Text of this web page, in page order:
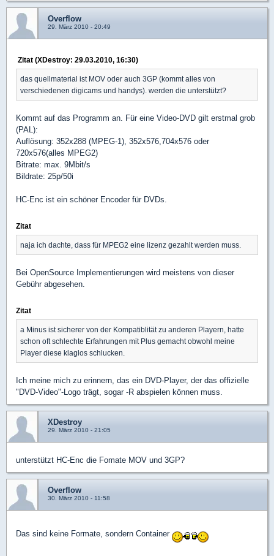
Overflow
29. März 2010 - 20:49
Zitat (XDestroy: 29.03.2010, 16:30)
das quellmaterial ist MOV oder auch 3GP (kommt alles von
verschiedenen digicams und handys). werden die unterstützt?
Kommt auf das Programm an. Für eine Video-DVD gilt erstmal grob
(PAL):
Auflösung: 352x288 (MPEG-1), 352x576,704x576 oder
720x576(alles MPEG2)
Bitrate: max. 9Mbit/s
Bildrate: 25p/50i
HC-Enc ist ein schöner Encoder für DVDs.
Zitat
naja ich dachte, dass für MPEG2 eine lizenz gezahlt werden muss.
Bei OpenSource Implementierungen wird meistens von dieser
Gebühr abgesehen.
Zitat
a Minus ist sicherer von der Kompatiblität zu anderen Playern, hatte
schon oft schlechte Erfahrungen mit Plus gemacht obwohl meine
Player diese klaglos schlucken.
Ich meine mich zu erinnern, das ein DVD-Player, der das offizielle
"DVD-Video"-Logo trägt, sogar -R abspielen können muss.
XDestroy
29. März 2010 - 21:05
unterstützt HC-Enc die Fomate MOV und 3GP?
Overflow
30. März 2010 - 11:58
Das sind keine Formate, sondern Container